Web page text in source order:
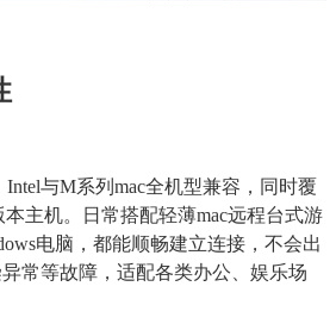
与M系列mac全机型兼容，同时覆
本主机。日常搭配轻薄mac远程台式游
电脑，都能顺畅建立连接，不会出
常等故障，适配各类办公、娱乐场